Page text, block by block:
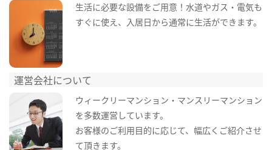
生活に必要な設備をご用意！水道やガス・電気も
すぐに使え、入居日から通常に生活ができます。
運営会社について
ウィークリーマンション・マンスリーマンション
を多数運営しています。
お客様のご利用目的に応じて、幅広くご紹介させ
て頂きます。